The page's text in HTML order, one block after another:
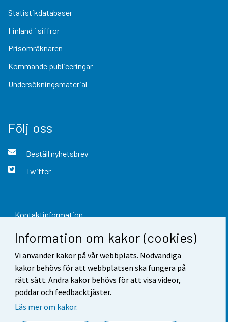
Information om kakor (cookies)
Vi använder kakor på vår webbplats. Nödvändiga
kakor behövs för att webbplatsen ska fungera på
rätt sätt. Andra kakor behövs för att visa videor,
poddar och feedbacktjäster.
Läs mer om kakor.
Statistikdatabaser
Finland i siffror
Prisomräknaren
Kommande publiceringar
Undersökningsmaterial
Följ oss
Beställ nyhetsbrev
Twitter
Kontaktinformation
Respons
Användarvillkor
Dataskydd
Tillgänglighet